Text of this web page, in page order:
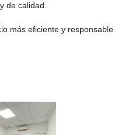
de calidad.
más eficiente y responsable